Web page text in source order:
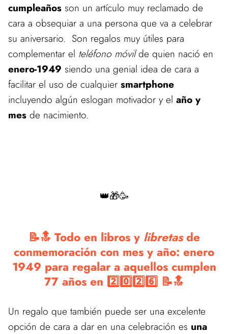
cumpleaños son un artículo muy reclamado de
cara a obsequiar a una persona que va a celebrar
su aniversario. Son regalos muy útiles para
complementar el teléfono móvilde quien nació en
enero-1949 siendo una genial idea de cara a
facilitar el uso de cualquier smartphone
incluyendo algún eslogan motivador y el año y
mes de nacimiento.
👑🎁🥳
📝🔝 Todo en libros y libretasde
conmemoración con mes y año: enero
1949 para regalar a aquellos cumplen
77 años en 2️⃣0️⃣2️⃣6️⃣ 📝🔝
Un regalo que también puede ser una excelente
opción de cara a dar en una celebración es una